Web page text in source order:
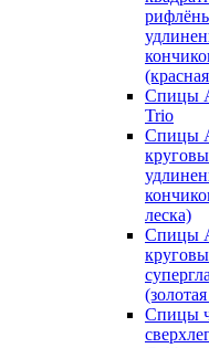
Спицы
Trio
Спицы
леска)
Спицы
Спицы